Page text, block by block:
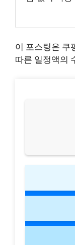
이 포스팅은 쿠
따른 일정액의